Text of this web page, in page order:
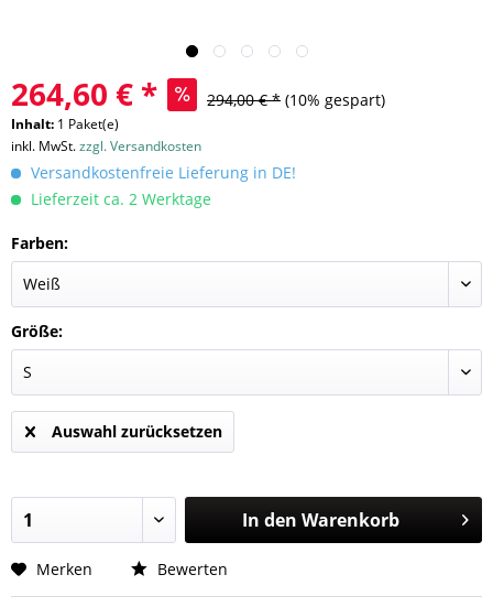
264,60 € * 294,00 € * (10% gespart)
Inhalt: 1 Paket(e)
inkl. MwSt.zzgl. Versandkosten
Versandkostenfreie Lieferung in DE!
Lieferzeit ca. 2 Werktage
Farben:
Größe:
Auswahl zurücksetzen
In den Warenkorb
Merken Bewerten